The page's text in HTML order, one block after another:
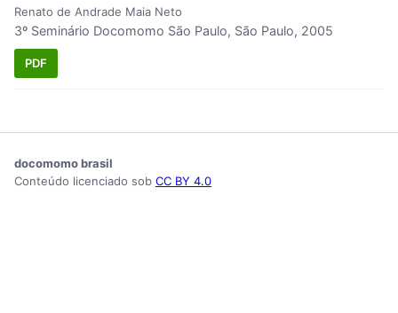
Renato de Andrade Maia Neto
3º Seminário Docomomo São Paulo, São Paulo, 2005
PDF
docomomo brasil
Conteúdo licenciado sob CC BY 4.0